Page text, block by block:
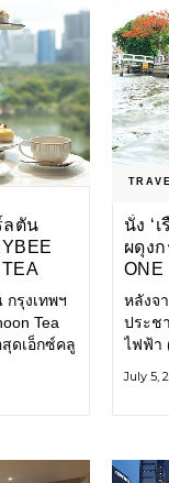
ทั้งงาน
Nike
ลตัน
เลโอ
ของ
งโซล
รุงเทพฯ
Tea
ดเอ็กซ์คลู
ดังจาก
นั่ง ‘
ผดุง
ONE
เก่า
หลังจ
ประช
ไฟฟ้า
และ
July 5,